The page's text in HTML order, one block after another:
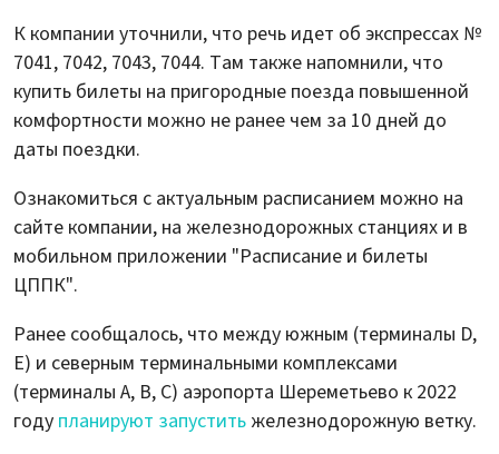
К компании уточнили, что речь идет об экспрессах №
7041, 7042, 7043, 7044. Там также напомнили, что
купить билеты на пригородные поезда повышенной
комфортности можно не ранее чем за 10 дней до
даты поездки.
Ознакомиться с актуальным расписанием можно на
сайте компании, на железнодорожных станциях и в
мобильном приложении "Расписание и билеты
ЦППК".
Ранее сообщалось, что между южным (терминалы D,
E) и северным терминальными комплексами
(терминалы А, В, С) аэропорта Шереметьево к 2022
году планируют запустить железнодорожную ветку.